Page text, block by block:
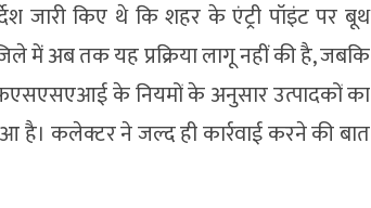
जारी किए थे कि शहर के एंट्री पॉइंट पर बूथ
में अब तक यह प्रक्रिया लागू नहीं की है, जबकि
के नियमों के अनुसार उत्पादकों का
है। कलेक्टर ने जल्द ही कार्रवाई करने की बात